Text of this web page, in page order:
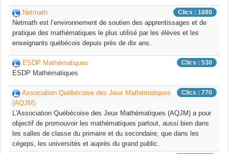
Clics : 1880
Netmath
Netmath est l’environnement de soutien des apprentissages et de
pratique des mathématiques le plus utilisé par les élèves et les
enseignants québécois depuis près de dix ans.
Clics : 530
ESDP Mathématiques
ESDP Mathématiques
Clics : 770
Association Québécoise des Jeux Mathématiques
(AQJM)
L'Association Québécoise des Jeux Mathématiques (AQJM) a pour
objectif de promouvoir les mathématiques partout, aussi bien dans
les salles de classe du primaire et du secondaire, que dans les
cégeps, les universités et auprès du grand public.